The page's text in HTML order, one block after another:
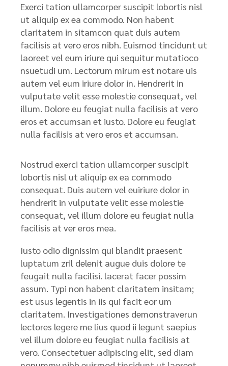
Exerci tation ullamcorper suscipit lobortis nisl
ut aliquip ex ea commodo. Non habent
claritatem in sitamcon quat duis autem
facilisis at vero eros nibh. Euismod tincidunt ut
laoreet vel eum iriure qui sequitur mutatioco
nsuetudi um. Lectorum mirum est notare uis
autem vel eum iriure dolor in. Hendrerit in
vulputate velit esse molestie consequat, vel
illum. Dolore eu feugiat nulla facilisis at vero
eros et accumsan et iusto. Dolore eu feugiat
nulla facilisis at vero eros et accumsan.
Nostrud exerci tation ullamcorper suscipit
lobortis nisl ut aliquip ex ea commodo
consequat. Duis autem vel euiriure dolor in
hendrerit in vulputate velit esse molestie
consequat, vel illum dolore eu feugiat nulla
facilisis at ver eros mea.
Iusto odio dignissim qui blandit praesent
luptatum zril delenit augue duis dolore te
feugait nulla facilisi. lacerat facer possim
assum. Typi non habent claritatem insitam;
est usus legentis in iis qui facit eor um
claritatem. Investigationes demonstraverun
lectores legere me lius quod ii legunt saepius
vel illum dolore eu feugiat nulla facilisis at
vero. Consectetuer adipiscing elit, sed diam